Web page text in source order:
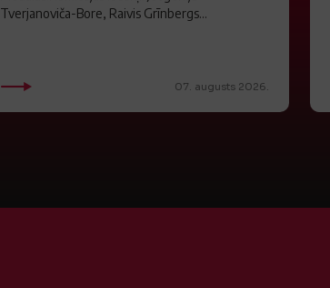
Tverjanoviča-Bore, Raivis Grīnbergs...
07. augusts 2026.